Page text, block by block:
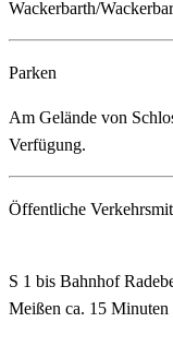
Wackerbarth/
Parken
Am Gelände von
Verfügung.
Öffentliche
S 1 bis Bahnhof
Meißen ca. 15 Minuten